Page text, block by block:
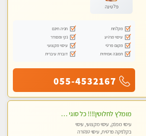
פלטינה
מקלחת
חניה חינם
עיסוי מרגיע
נקי ומסודר
מקום פרטי
עיסוי מקצועי
תמונה אמיתית
דוברת עיברית
055-4532167
מומלץ לחלוטין!!!! כל סוגי העיסויים מעסה מקצועית ואיכותית פרטי!!!
עיסוי מפנק, עיסוי מקצועי, עיסוי
בקלניקה פרטית, עיסוי טנטרה